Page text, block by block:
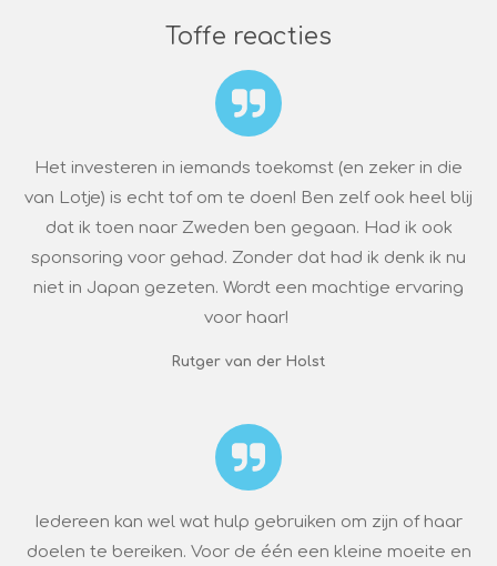
Toffe reacties
Het investeren in iemands toekomst (en zeker in die
van Lotje) is echt tof om te doen! Ben zelf ook heel blij
dat ik toen naar Zweden ben gegaan. Had ik ook
sponsoring voor gehad. Zonder dat had ik denk ik nu
niet in Japan gezeten. Wordt een machtige ervaring
voor haar!
Rutger van der Holst
Iedereen kan wel wat hulp gebruiken om zijn of haar
doelen te bereiken. Voor de één een kleine moeite en